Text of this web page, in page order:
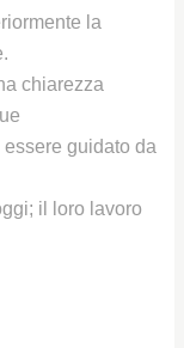
la
chiarezza
guidato da
il loro lavoro